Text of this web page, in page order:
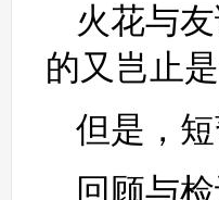
火花与
的又岂止
但是，
回顾与